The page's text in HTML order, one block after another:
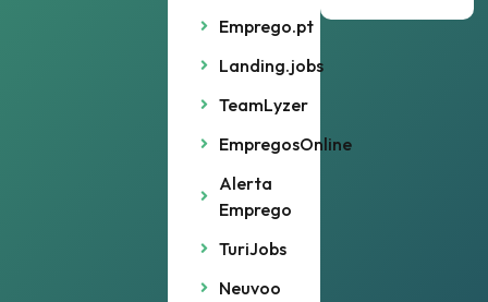
Emprego.pt
Landing.jobs
TeamLyzer
EmpregosOnline
Alerta
Emprego
TuriJobs
Neuvoo